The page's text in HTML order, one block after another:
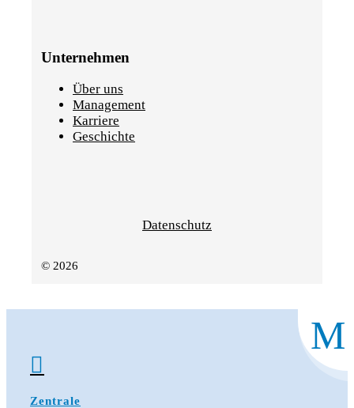
Unternehmen
Über uns
Management
Karriere
Geschichte
Datenschutz
© 2026
M

Zentrale